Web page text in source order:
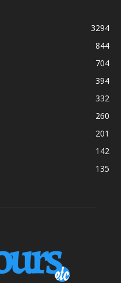
3294
844
704
394
332
260
201
142
135